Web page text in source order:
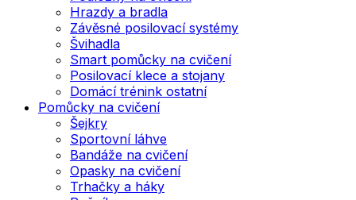
Hrazdy a bradla
Závěsné posilovací systémy
Švihadla
Smart pomůcky na cvičení
Posilovací klece a stojany
Domácí trénink ostatní
Pomůcky na cvičení
Šejkry
Sportovní láhve
Bandáže na cvičení
Opasky na cvičení
Trhačky a háky